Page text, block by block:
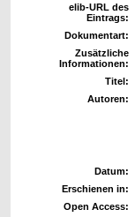
elib-URL des
Eintrags:
Dokumentart:
Zusätzliche
Informationen:
Titel:
Autoren:
Datum:
Erschienen in:
Open Access: